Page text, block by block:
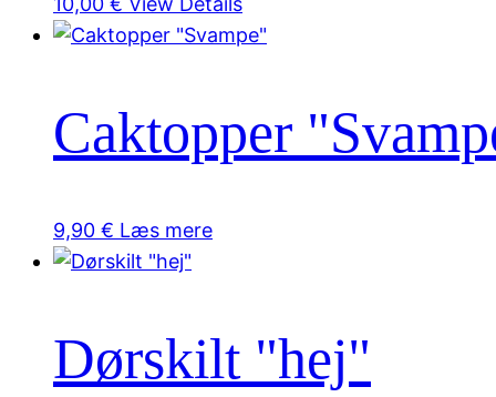
Caktopper
9,90 € Læs mere
Dørskilt "hej"